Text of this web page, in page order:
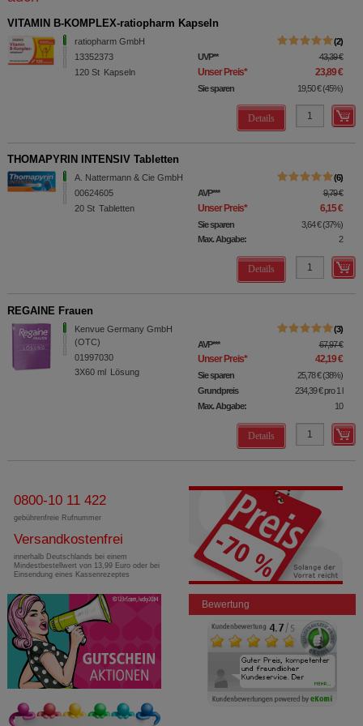
VITAMIN B-KOMPLEX-ratiopharm Kapseln
ratiopharm GmbH
13352373
120 St Kapseln
2
UVP** 43,39 €
Unser Preis* 23,89 €
Sie sparen 19,50 € (45%)
Details
THOMAPYRIN INTENSIV Tabletten
A. Nattermann & Cie GmbH
00624605
20 St Tabletten
6
AVP*** 9,79 €
Unser Preis* 6,15 €
Sie sparen 3,64 € (37%)
Max. Abgabe:
2
Details
REGAINE Frauen
Kenvue Germany GmbH
(OTC)
01997030
3X60 ml Lösung
3
AVP*** 67,97 €
Unser Preis* 42,19 €
Sie sparen 25,78 € (38%)
Grundpreis
234,39 €pro 1 l
Max. Abgabe:
10
Details
0800-10 11 422
gebührenfreie Rufnummer
Versandkostenfrei
innerhalb Deutschlands bei einem
Mindestbestellwert von 13,99 Euro oder bei
Einsendung eines Kassenrezeptes
Bewertung